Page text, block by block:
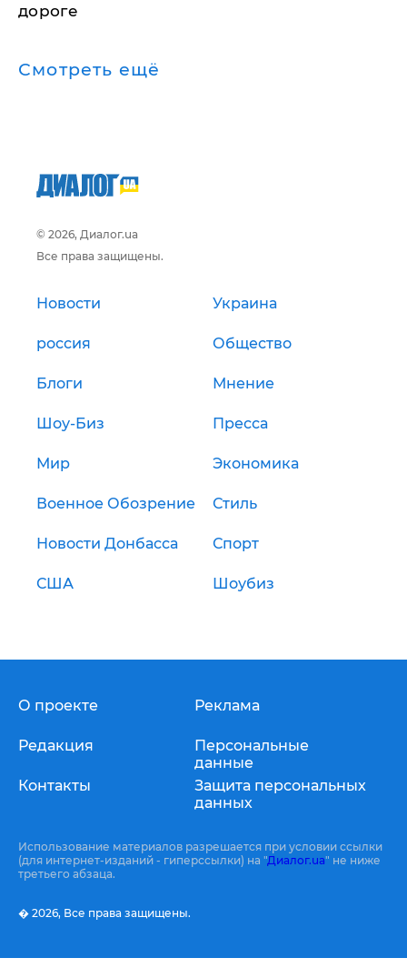
дороге
Смотреть ещё
© 2026, Диалог.ua
Все права защищены.
Новости Украина
россия Общество
Блоги Мнение
Шоу-Биз Пресса
Мир Экономика
Военное Обозрение Стиль
Новости Донбасса Спорт
США Шоубиз
О проекте
Редакция
Контакты
Реклама
Персональные
данные
Защита персональных
данных
Использование материалов разрешается при условии ссылки
(для интернет-изданий - гиперссылки) на "Диалог.ua" не ниже
третьего абзаца.
� 2026, Все права защищены.